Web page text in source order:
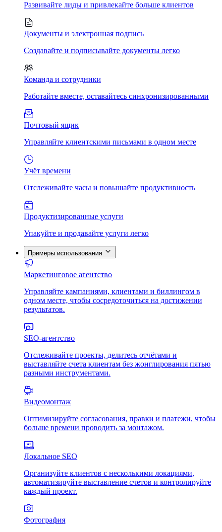
Развивайте лиды и привлекайте больше клиентов
Документы и электронная подпись
Создавайте и подписывайте документы легко
Команда и сотрудники
Работайте вместе, оставайтесь синхронизированными
Почтовый ящик
Управляйте клиентскими письмами в одном месте
Учёт времени
Отслеживайте часы и повышайте продуктивность
Продуктизированные услуги
Упакуйте и продавайте услуги легко
Примеры использования
Маркетинговое агентство
Управляйте кампаниями, клиентами и биллингом в
одном месте, чтобы сосредоточиться на достижении
результатов.
SEO-агентство
Отслеживайте проекты, делитесь отчётами и
выставляйте счета клиентам без жонглирования пятью
разными инструментами.
Видеомонтаж
Оптимизируйте согласования, правки и платежи, чтобы
больше времени проводить за монтажом.
Локальное SEO
Организуйте клиентов с несколькими локациями,
автоматизируйте выставление счетов и контролируйте
каждый проект.
Фотография